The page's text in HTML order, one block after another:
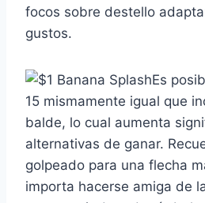
focos sobre destello
gustos.
Es
15 mismamente­ igual que
balde, lo cual aumenta
alternativas de ganar.
golpeado para una flecha
importa hacerse amiga de